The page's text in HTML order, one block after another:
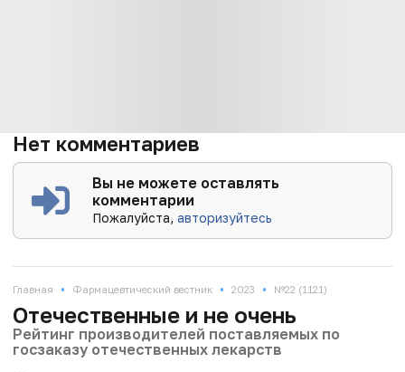
Нет комментариев
Вы не можете оставлять
комментарии
Пожалуйста,авторизуйтесь
Главная • Фармацевтический вестник • 2023 • №22 (1121)
Отечественные и не очень
Рейтинг производителей поставляемых по
госзаказу отечественных лекарств